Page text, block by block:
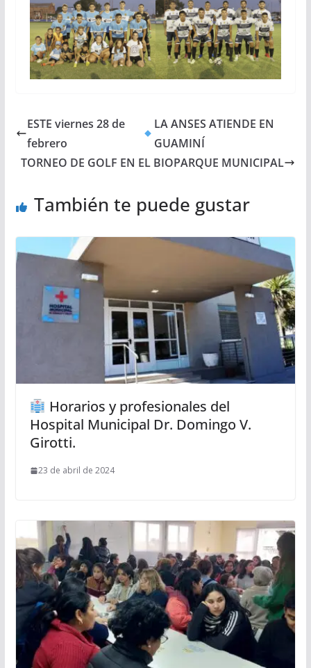
ESTE viernes 28 de
febrero
LA ANSES ATIENDE EN
GUAMINÍ
TORNEO DE GOLF EN EL BIOPARQUE MUNICIPAL
También te puede gustar
Horarios y profesionales del
Hospital Municipal Dr. Domingo V.
Girotti.
23 de abril de 2024